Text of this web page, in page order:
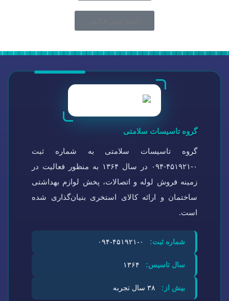
گروه تاسیسات سلامتی
گروه تاسیسات سلامتی به شماره ثبت
۰-۴۵۱۹۲۱-۰۹۴ در سال ۱۳۶۴ به منظور فعالیت در
زمینه فروش لوله و اتصالات، پخش لوازم بهداشتی
ساختمان و ارائه کالای استخری بنیان‌گذاری شده
است.
شماره ثبت:
سال تاسیس:
بیش از: